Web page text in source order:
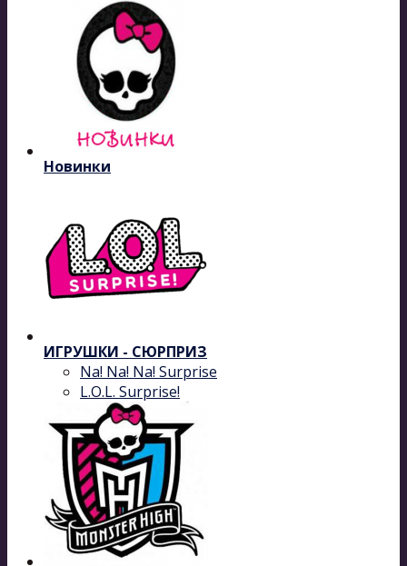
Новинки
ИГРУШКИ - СЮРПРИЗ
Na! Na! Na! Surprise
L.O.L. Surprise!